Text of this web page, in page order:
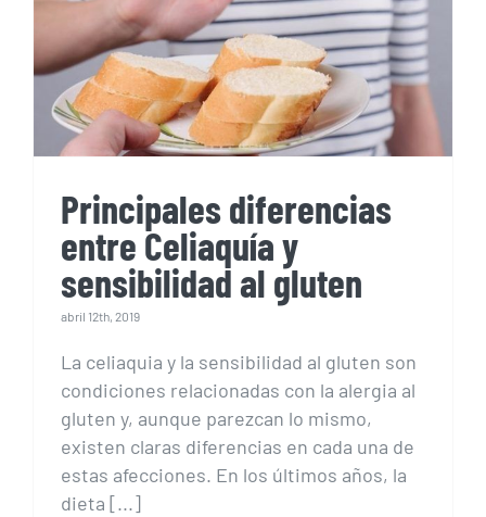
entre Celiaquía y
sensibilidad al gluten
Principales diferencias
entre Celiaquía y
sensibilidad al gluten
abril 12th, 2019
La celiaquia y la sensibilidad al gluten son
condiciones relacionadas con la alergia al
gluten y, aunque parezcan lo mismo,
existen claras diferencias en cada una de
estas afecciones. En los últimos años, la
dieta [...]